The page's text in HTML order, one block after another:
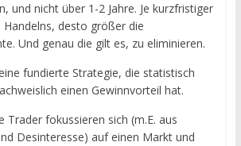
und nicht über 1-2 Jahre. Je kurzfristiger
desto größer die
Und genau die gilt es, zu eliminieren.
fundierte Strategie, die statistisch
einen Gewinnvorteil hat.
Trader fokussieren sich (m.E. aus
Desinteresse) auf einen Markt und